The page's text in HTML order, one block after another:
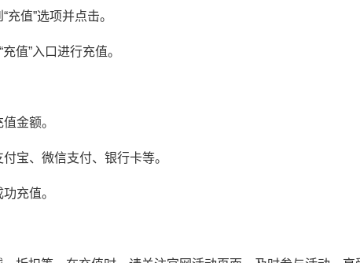
值”选项并点击。
值”入口进行充值。
金额。
宝、微信支付、银行卡等。
充值。